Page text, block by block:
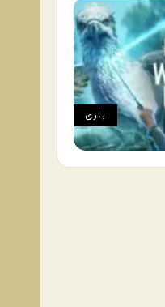
بازی